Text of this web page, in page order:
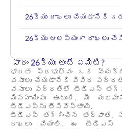
26క్యు దాఖలు చేయడానికి
26క్యు ఆలస్యంగా దాఖలు
ఫారం 26క్యు అంటే ఏమిటి?
భారత ప్రభుత్వం ఒక
వసూలు చేయడానికి వివిధ
వసూలు పద్ధతిలో టీడీఎస్
మినహాయింపు ఉంటుంది. మీ
టీడీఎస్ను తీసివేస్తాయి.
టీడీఎస్‌ తగ్గించిన తర్వాత,
దాఖలు చేయాలి. ఈ టీడీఎస్‌